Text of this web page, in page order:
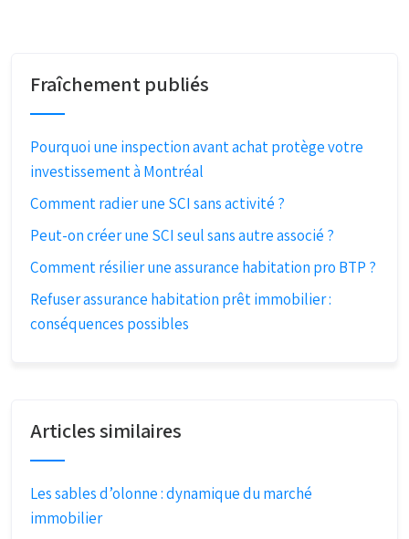
Fraîchement publiés
Pourquoi une inspection avant achat protège votre
investissement à Montréal
Comment radier une SCI sans activité ?
Peut-on créer une SCI seul sans autre associé ?
Comment résilier une assurance habitation pro BTP ?
Refuser assurance habitation prêt immobilier :
conséquences possibles
Articles similaires
Les sables d’olonne : dynamique du marché
immobilier